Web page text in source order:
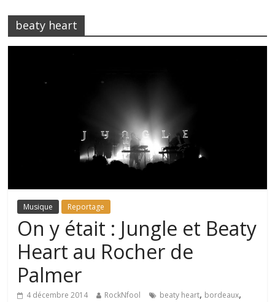
beaty heart
Musique Reportage
On y était : Jungle et Beaty
Heart au Rocher de
Palmer
4 décembre 2014 RockNfool beaty heart, bordeaux,